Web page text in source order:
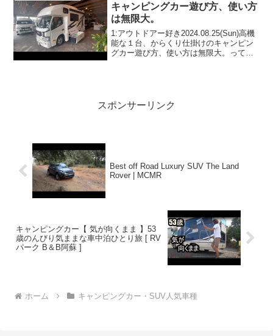
キャンピングカー遊び方、使い方
は無限大。
1:アウトドアー好き2024.08.25(Sun)高機
能な１台、からくり仕掛けのキャンピン
グカー遊び方、使い方は無限大。って人
スポンサーリンク
Best off Road Luxury SUV The Land
Rover | MCMR
キャンピングカー【 気が向くまま 】53
歳のんびり気ままな車中泊ひとり旅 [ RV
パーク B＆B阿蘇 ]
ホーム キャンピングカー・SUV人気車種